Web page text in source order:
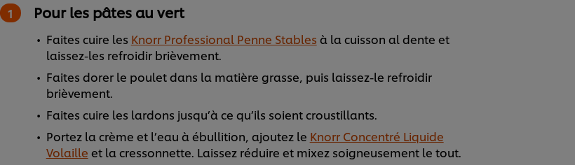
Pour les pâtes au vert
Faites cuire les Knorr Professional Penne Stables à la cuisson al dente et
laissez-les refroidir brièvement.
Faites dorer le poulet dans la matière grasse, puis laissez-le refroidir
brièvement.
Faites cuire les lardons jusqu’à ce qu’ils soient croustillants.
Portez la crème et l’eau à ébullition, ajoutez le Knorr Concentré Liquide
Volaille et la cressonnette. Laissez réduire et mixez soigneusement le tout.